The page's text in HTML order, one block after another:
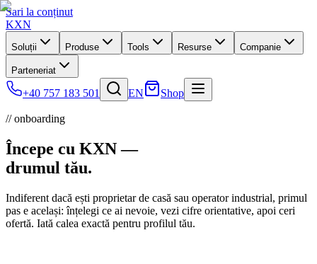
Sari la conținut
KXN
Soluții Produse Tools Resurse Companie
Parteneriat
+40 757 183 501 EN Shop
// onboarding
Începe cu KXN —
drumul tău.
Indiferent dacă ești proprietar de casă sau operator industrial, primul
pas e același: înțelegi ce ai nevoie, vezi cifre orientative, apoi ceri
ofertă. Iată calea exactă pentru profilul tău.